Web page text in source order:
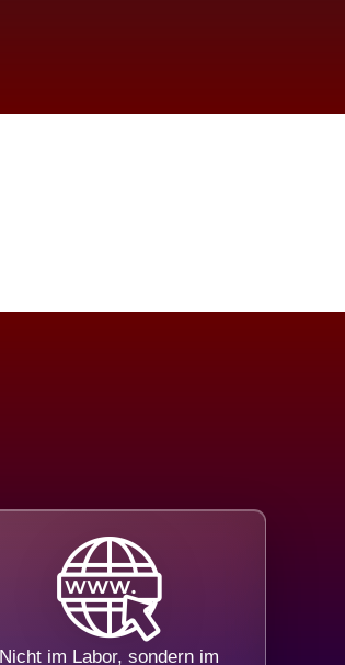
Nicht im Labor, sondern im